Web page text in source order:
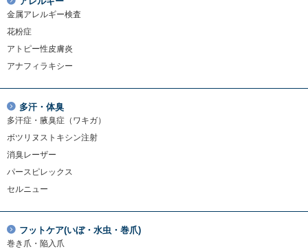
金属アレルギー検査
花粉症
アトピー性皮膚炎
アナフィラキシー
多汗・体臭
多汗症・腋臭症（ワキガ）
ボツリヌストキシン注射
消臭レーザー
パースピレックス
セルニュー
フットケア(いぼ・水虫・巻爪)
巻き爪・陥入爪